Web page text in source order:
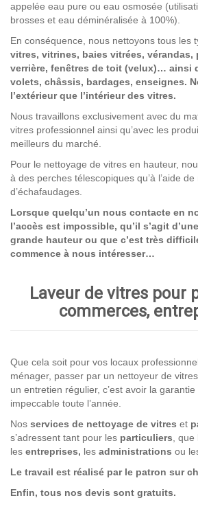
appelée eau pure ou eau osmosée
brosses et eau déminéralisée à 100%).
En conséquence, nous nettoyons tous les
vitres, vitrines, baies vitrées, vérandas,
verrière, fenêtres de toit (velux)… ainsi
volets, châssis, bardages, enseignes.
l’extérieur que l’intérieur des vitres.
Nous travaillons exclusivement avec du
vitres professionnel ainsi qu’avec les
meilleurs du marché.
Pour le nettoyage de vitres en hauteur,
à des perches télescopiques qu’à l’aide
d’échafaudages.
Lorsque quelqu’un nous contacte en
l’accès est impossible, qu’il s’agit
grande hauteur ou que c’est très
commence à nous intéresser…
Laveur de vitres pour
commerces,
Que cela soit pour vos locaux
ménager, passer par un nettoyeur de
un entretien régulier, c’est avoir la garantie
impeccable toute l’année.
Nos services de nettoyage de vitres et
s’adressent tant pour les particuliers ,
les entreprises, les administrations ou
Le travail est réalisé par le patron sur
Enfin, tous nos devis sont gratuits.